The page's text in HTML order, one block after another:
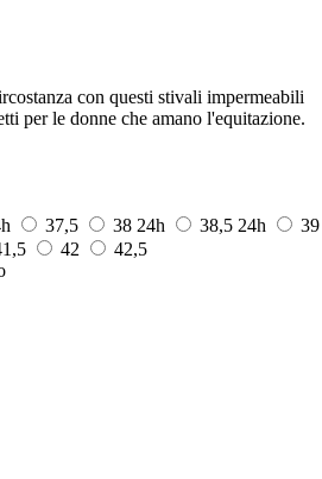
con questi stivali impermeabili
per le donne che amano l'equitazione.
37,5 38 24h 38,5 24h
39
42
42,5